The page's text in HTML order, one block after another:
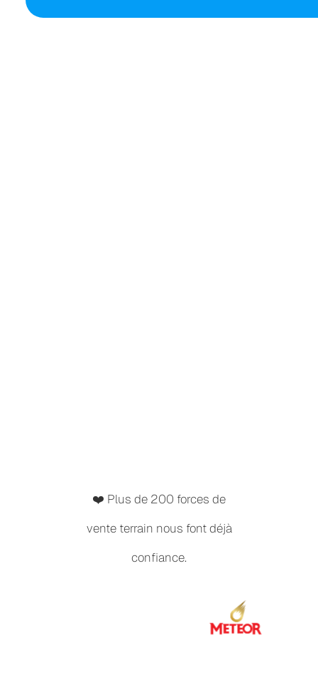
❤️ Plus de 200 forces de
vente terrain nous font déjà
confiance.